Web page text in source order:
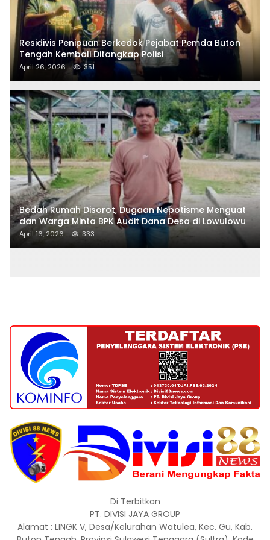
Residivis Penipuan Berkedok Pejabat Pemda Buton
Tengah Kembali Ditangkap Polisi
April 26, 2026 351
Bedah Rumah Disorot, Dugaan Nepotisme Menguat
dan Warga Minta BPK Audit Dana Desa di Lowulowu
April 16, 2026 333
Di Terbitkan
PT. DIVISI JAYA GROUP
Alamat : LINGK V, Desa/Kelurahan Watulea, Kec. Gu, Kab.